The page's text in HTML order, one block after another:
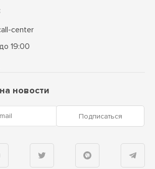
center
19:00
новости
Подписаться